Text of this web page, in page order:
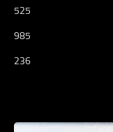
525
985
236